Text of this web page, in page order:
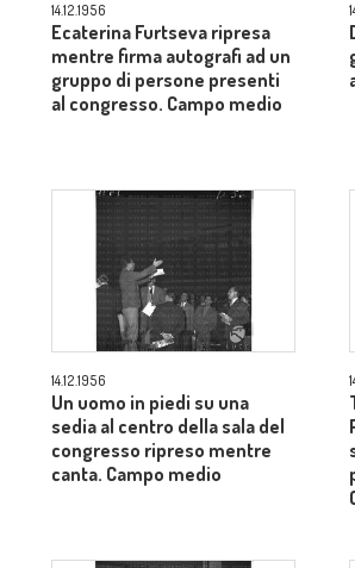
14.12.1956
Ecaterina Furtseva ripresa
mentre firma autografi ad un
gruppo di persone presenti
al congresso. Campo medio
14.12.1956
Un uomo in piedi su una
sedia al centro della sala del
congresso ripreso mentre
canta. Campo medio